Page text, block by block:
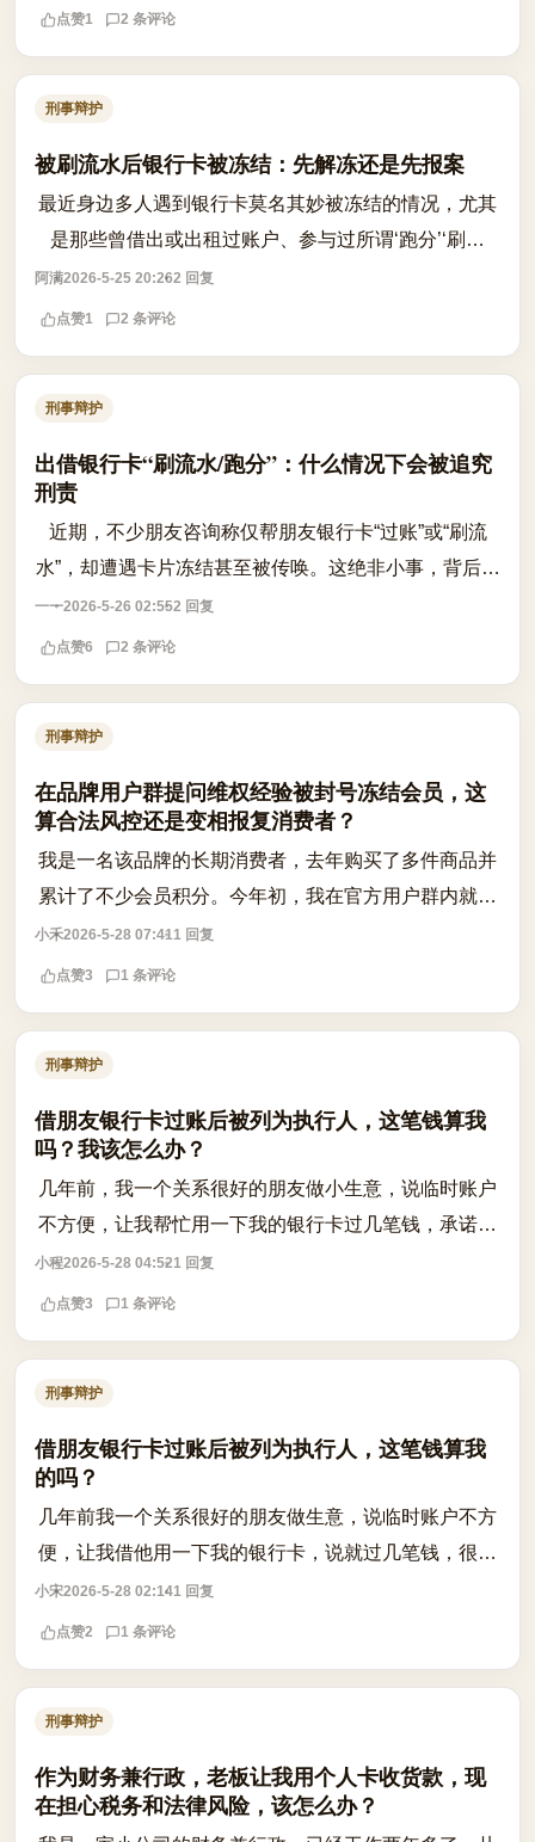
为网络犯罪活动提供资金流转通道的行...
点赞1 2 条评论
刑事辩护
被刷流水后银行卡被冻结：先解冻还是先报案
最近身边多人遇到银行卡莫名其妙被冻结的情况，尤其
是那些曾借出或出租过账户、参与过所谓‘跑分’‘刷流
水’的人。卡一冻就是几个月，生活费都取不出来，真是
雪上加霜。很多人第一反应是‘赶紧...
阿满2026-5-25 20:262 回复
点赞1 2 条评论
刑事辩护
出借银行卡“刷流水/跑分”：什么情况下会被追究
刑责
近期，不少朋友咨询称仅帮朋友银行卡“过账”或“刷流
水”，却遭遇卡片冻结甚至被传唤。这绝非小事，背后隐
藏着巨大的刑事风险。在司法实践中，出借、出租或出
售银行卡若被用于电信诈骗、网络赌...
一一2026-5-26 02:552 回复
点赞6 2 条评论
刑事辩护
在品牌用户群提问维权经验被封号冻结会员，这
算合法风控还是变相报复消费者？
我是一名该品牌的长期消费者，去年购买了多件商品并
累计了不少会员积分。今年初，我在官方用户群内就一
次售后问题，向其他成员请教维权经验，顺便分享了自
己遇到的类似情况，语气平和，没有攻击...
小禾2026-5-28 07:411 回复
点赞3 1 条评论
刑事辩护
借朋友银行卡过账后被列为执行人，这笔钱算我
吗？我该怎么办？
几年前，我一个关系很好的朋友做小生意，说临时账户
不方便，让我帮忙用一下我的银行卡过几笔钱，承诺很
快就会转走，不会影响我。我当时信了，也没多想，就
把他要的金额和流水都配合了。结果现在...
小程2026-5-28 04:521 回复
点赞3 1 条评论
刑事辩护
借朋友银行卡过账后被列为执行人，这笔钱算我
的吗？
几年前我一个关系很好的朋友做生意，说临时账户不方
便，让我借他用一下我的银行卡，说就过几笔钱，很快
就会转走，不会影响我。我当时信了，也没多想，就把
他当自己人。结果现在他和别人打官司，...
小宋2026-5-28 02:141 回复
点赞2 1 条评论
刑事辩护
作为财务兼行政，老板让我用个人卡收货款，现
在担心税务和法律风险，该怎么办？